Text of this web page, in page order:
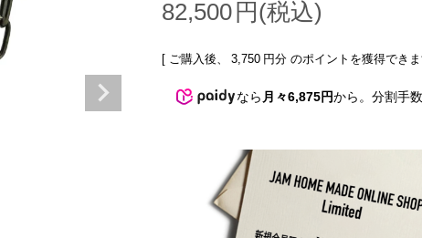
82,500
[ ご購入後、 3,750 円分 のポイントを獲得でき
なら 月々6,875円から。分割手